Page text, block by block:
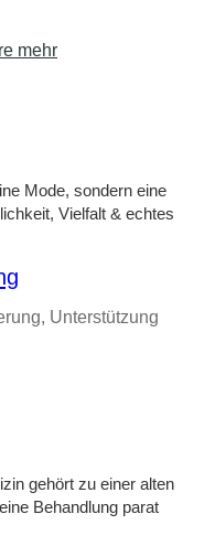
mehr
Mode, sondern eine
Vielfalt & echtes
Unterstützung
gehört zu einer alten
Behandlung parat